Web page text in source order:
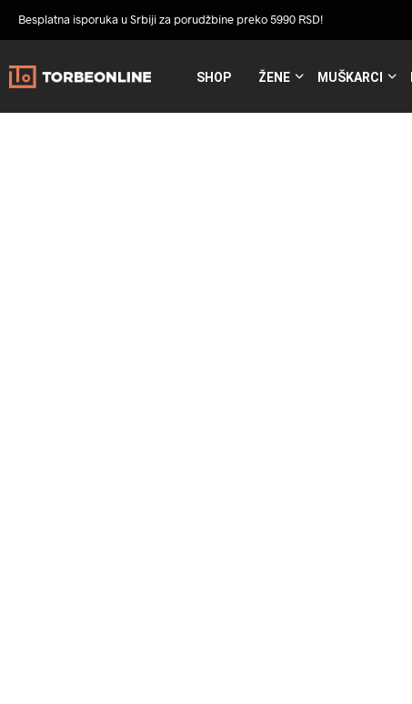
Besplatna isporuka u Srbiji za porudžbine preko 5990 RSD!
SHOP ŽENE MUŠKARCI